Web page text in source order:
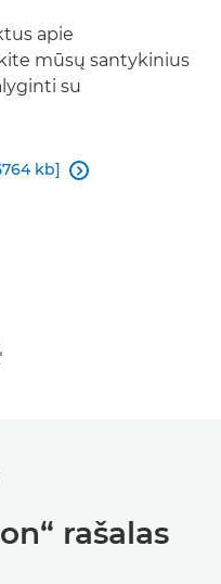
apie
mūsų santykinius
su
kb] 
rašalas